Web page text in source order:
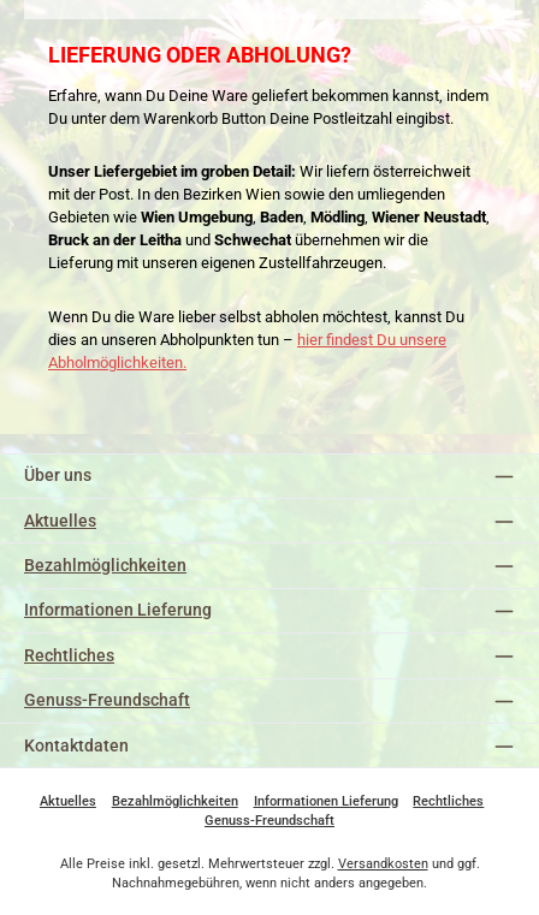
LIEFERUNG ODER ABHOLUNG?
Erfahre, wann Du Deine Ware geliefert bekommen kannst, indem
Du unter dem Warenkorb Button Deine Postleitzahl eingibst.
Unser Liefergebiet im groben Detail: Wir liefern österreichweit
mit der Post. In den Bezirken Wien sowie den umliegenden
Gebieten wie Wien Umgebung,Baden, Mödling, Wiener Neustadt,
Bruck an der Leitha und Schwechatübernehmen wir die
Lieferung mit unseren eigenen Zustellfahrzeugen.
Wenn Du die Ware lieber selbst abholen möchtest, kannst Du
dies an unseren Abholpunkten tun – hier findest Du unsere
Abholmöglichkeiten.
Über uns
Aktuelles
Bezahlmöglichkeiten
Informationen Lieferung
Rechtliches
Genuss-Freundschaft
Kontaktdaten
Aktuelles Bezahlmöglichkeiten Informationen Lieferung
Rechtliches
Genuss-Freundschaft
Alle Preise inkl. gesetzl. Mehrwertsteuer zzgl. Versandkostenund ggf.
Nachnahmegebühren, wenn nicht anders angegeben.